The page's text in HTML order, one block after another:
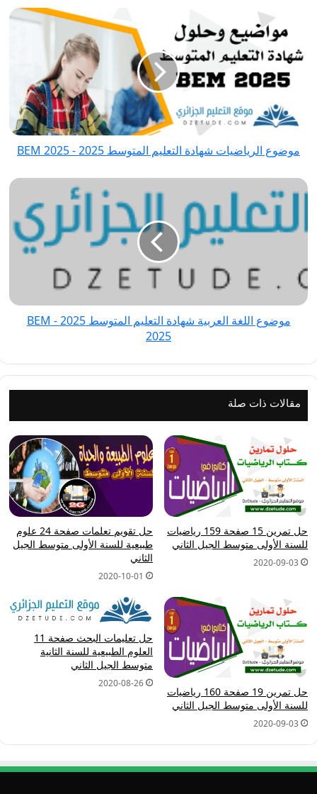
موضوع
الرياضيات
شهادة
التعليم
المتوسط
2025
موضوع الرياضيات شهادة التعليم المتوسط 2025 - BEM 2025
موضوع
شهادة
المتوسط
2025
-
BEM
موضوع اللغة العربية شهادة التعليم المتوسط 2025 - BEM
2025
مقالات ذات صلة
حل تمرين 15 صفحة 159 رياضيات
للسنة الأولى متوسط الجيل الثاني
2020-09-03
حل تقويم تعلمات صفحة 24 علوم
طبيعية للسنة الأولى متوسط الجيل
الثاني
2020-10-01
حل تمرين 19 صفحة 160 رياضيات
للسنة الأولى متوسط الجيل الثاني
2020-09-03
حل تعليمات البحث صفحة 11
العلوم الطبيعية للسنة الثانية
متوسط الجيل الثاني
2020-08-26